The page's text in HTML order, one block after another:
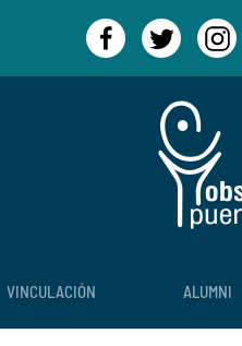
VINCULACIÓN ALUMNI